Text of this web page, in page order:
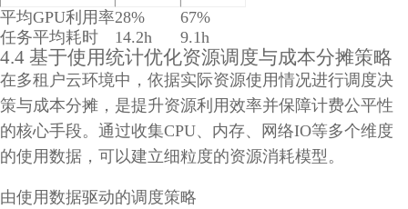
平均GPU利用率28%
67%
任务平均耗时
14.2h 9.1h
4.4 基于使用统计优化资源调度与成本分摊策略
在多租户云环境中，依据实际资源使用情况进行调度决
策与成本分摊，是提升资源利用效率并保障计费公平性
的核心手段。通过收集CPU、内存、网络IO等多个维度
的使用数据，可以建立细粒度的资源消耗模型。
由使用数据驱动的调度策略